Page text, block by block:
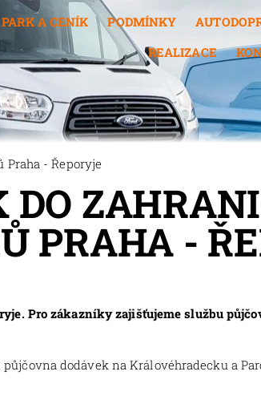
A CENÍK PODMÍNKY
REALIZACE
- Řeporyje
DO
PRAHA -
Pro zákazníky zajišťujeme službu
dodávek na Královéhradecku a